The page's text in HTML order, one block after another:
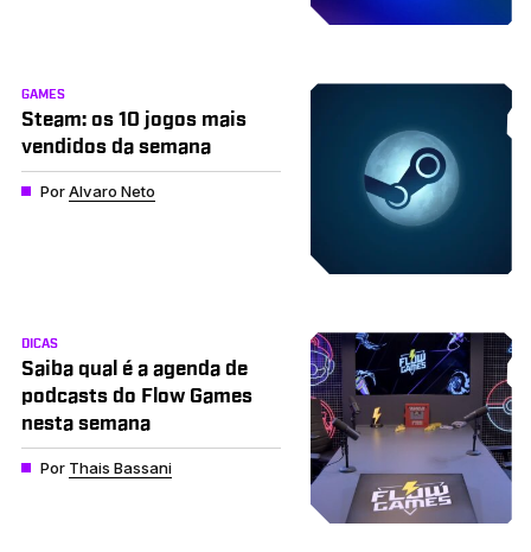
GAMES
Steam: os 10 jogos mais
vendidos da semana
PorAlvaro Neto
DICAS
Saiba qual é a agenda de
podcasts do Flow Games
nesta semana
Por Thais Bassani